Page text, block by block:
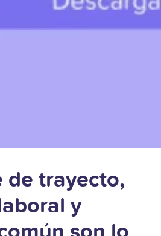
de trayecto,
y